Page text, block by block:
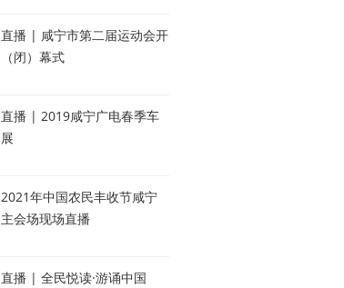
直播 | 咸宁市第二届运动会开
（闭）幕式
直播 | 2019咸宁广电春季车
展
2021年中国农民丰收节咸宁
主会场现场直播
直播 | 全民悦读·游诵中国